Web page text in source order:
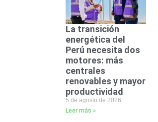
La transición
energética del
Perú necesita dos
motores: más
centrales
renovables y mayor
productividad
5 de agosto de 2026
Leer más »